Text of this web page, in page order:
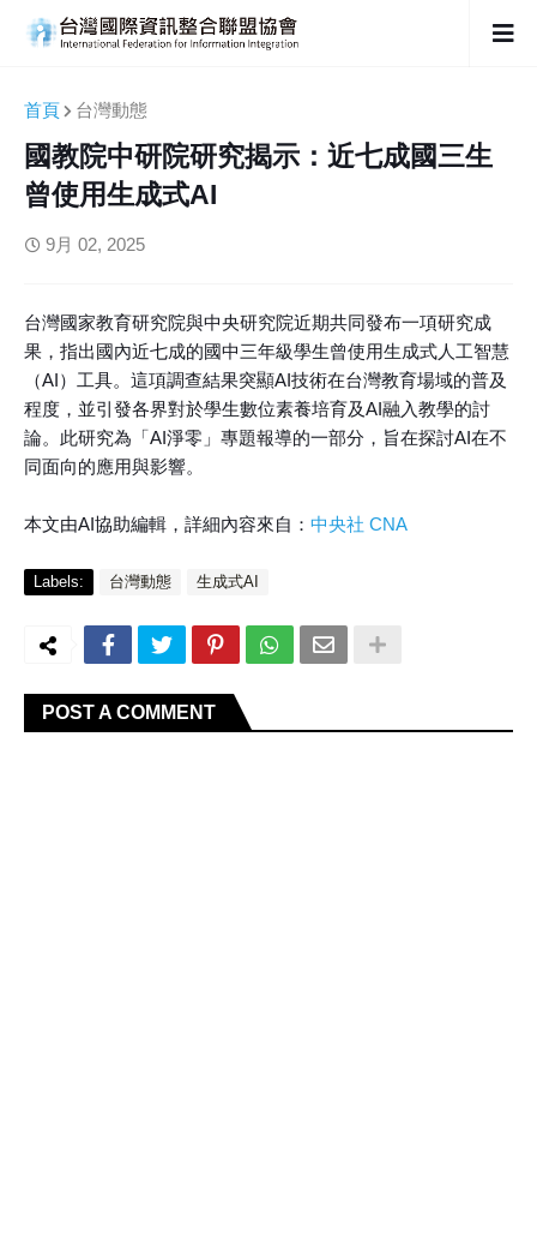
首頁 台灣動態
國教院中研院研究揭示：近七成國三生
曾使用生成式AI
9月 02, 2025
台灣國家教育研究院與中央研究院近期共同發布一項研究成
果，指出國內近七成的國中三年級學生曾使用生成式人工智慧
（AI）工具。這項調查結果突顯AI技術在台灣教育場域的普及
程度，並引發各界對於學生數位素養培育及AI融入教學的討
論。此研究為「AI淨零」專題報導的一部分，旨在探討AI在不
同面向的應用與影響。
本文由AI協助編輯，詳細內容來自： 中央社 CNA
Labels: 台灣動態 生成式AI
POST A COMMENT